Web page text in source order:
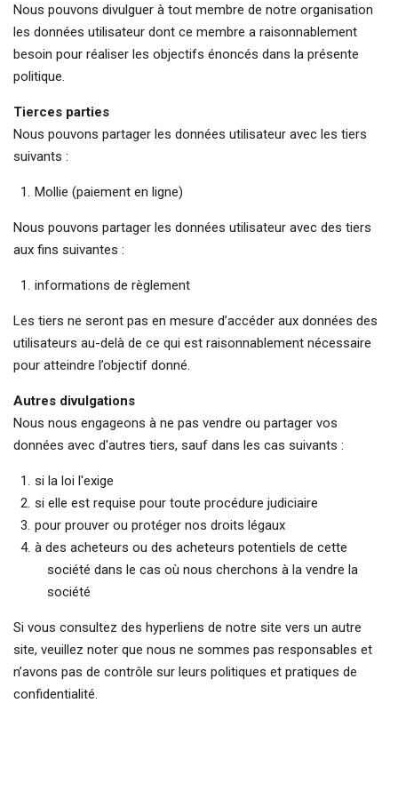
Nous pouvons divulguer à tout membre de notre organisation
les données utilisateur dont ce membre a raisonnablement
besoin pour réaliser les objectifs énoncés dans la présente
politique.
Tierces parties
Nous pouvons partager les données utilisateur avec les tiers
suivants :
Mollie (paiement en ligne)
Nous pouvons partager les données utilisateur avec des tiers
aux fins suivantes :
informations de règlement
Les tiers ne seront pas en mesure d’accéder aux données des
utilisateurs au-delà de ce qui est raisonnablement nécessaire
pour atteindre l’objectif donné.
Autres divulgations
Nous nous engageons à ne pas vendre ou partager vos
données avec d'autres tiers, sauf dans les cas suivants :
si la loi l'exige
si elle est requise pour toute procédure judiciaire
pour prouver ou protéger nos droits légaux
à des acheteurs ou des acheteurs potentiels de cette
société dans le cas où nous cherchons à la vendre la
société
Si vous consultez des hyperliens de notre site vers un autre
site, veuillez noter que nous ne sommes pas responsables et
n’avons pas de contrôle sur leurs politiques et pratiques de
confidentialité.